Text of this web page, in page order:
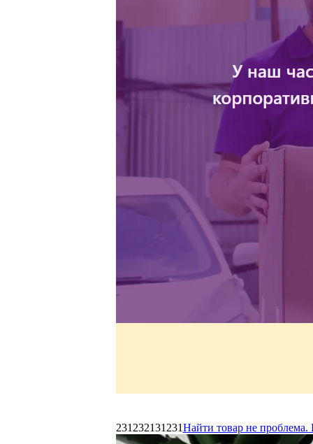
231232131231Найти товар не проблема.